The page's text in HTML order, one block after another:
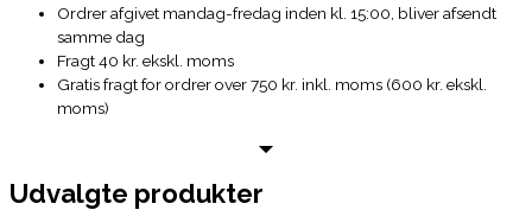
Ordrer afgivet mandag-fredag inden kl. 15:00, bliver afsendt
samme dag
Fragt 40 kr. ekskl. moms
Gratis fragt for ordrer over 750 kr. inkl. moms (600 kr. ekskl.
moms)
Udvalgte produkter